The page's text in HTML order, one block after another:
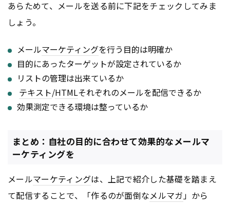
あらためて、メールを送る前に下記をチェックしてみま
しょう。
メールマーケティングを行う目的は明確か
目的にあったターゲットが設定されているか
リストの管理は出来ているか
テキスト/HTMLそれぞれのメールを配信できるか
効果測定できる環境は整っているか
まとめ：自社の目的に合わせて効果的なメールマ
ーケティングを
メールマーケティングは、上記で紹介した基礎を踏まえ
て配信することで、「作るのが面倒なメルマガ 」から